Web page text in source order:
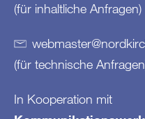
(für inhaltliche Anfragen)
webmaster@
(für technische
In Kooperation mit